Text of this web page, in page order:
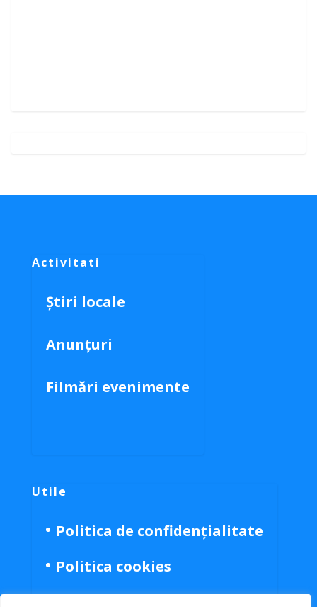
Activitati
Știri locale
Anunțuri
Filmări evenimente
Utile
Politica de confidențialitate
Politica cookies